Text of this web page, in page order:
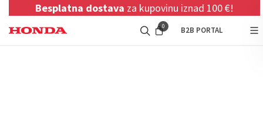
Besplatna dostava za kupovinu iznad 100 €!
0 B2B PORTAL